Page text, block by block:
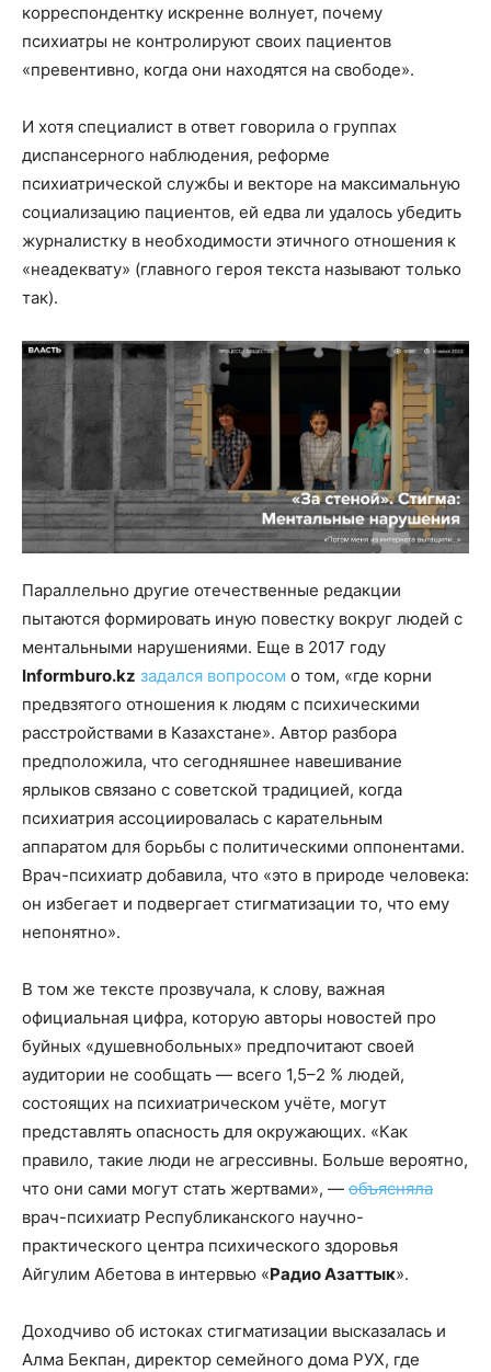
корреспондентку искренне волнует, почему
психиатры не контролируют своих пациентов
«превентивно, когда они находятся на свободе».
И хотя специалист в ответ говорила о группах
диспансерного наблюдения, реформе
психиатрической службы и векторе на максимальную
социализацию пациентов, ей едва ли удалось убедить
журналистку в необходимости этичного отношения к
«неадеквату» (главного героя текста называют только
так).
Параллельно другие отечественные редакции
пытаются формировать иную повестку вокруг людей с
ментальными нарушениями. Еще в 2017 году
Informburo.kz задался вопросом о том, «где корни
предвзятого отношения к людям с психическими
расстройствами в Казахстане». Автор разбора
предположила, что сегодняшнее навешивание
ярлыков связано с советской традицией, когда
психиатрия ассоциировалась с карательным
аппаратом для борьбы с политическими оппонентами.
Врач-психиатр добавила, что «это в природе человека:
он избегает и подвергает стигматизации то, что ему
непонятно».
В том же тексте прозвучала, к слову, важная
официальная цифра, которую авторы новостей про
буйных «душевнобольных» предпочитают своей
аудитории не сообщать — всего 1,5–2 % людей,
состоящих на психиатрическом учёте, могут
представлять опасность для окружающих. «Как
правило, такие люди не агрессивны. Больше вероятно,
что они сами могут стать жертвами», — объясняла
врач-психиатр Республиканского научно-
практического центра психического здоровья
Айгулим Абетова в интервью «Радио Азаттык».
Доходчиво об истоках стигматизации высказалась и
Алма Бекпан, директор семейного дома РУХ, где